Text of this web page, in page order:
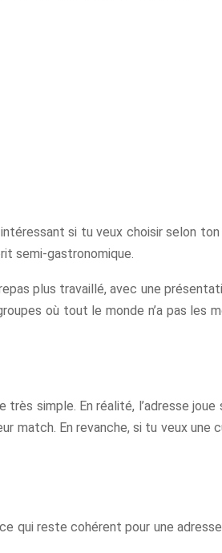
si tu veux choisir selon ton
semi-gastronomique.
plus travaillé, avec une
où tout le monde n’a pas les
simple. En réalité, l’adresse joue
match. En revanche, si tu veux une
qui reste cohérent pour une